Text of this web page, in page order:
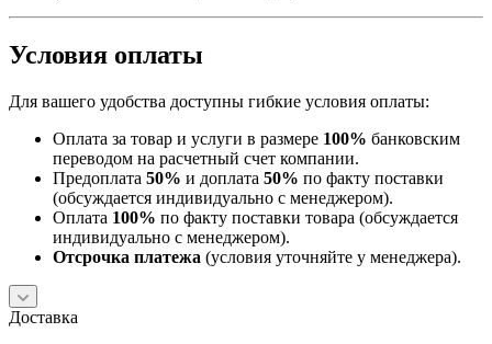
Условия оплаты
Для вашего удобства доступны гибкие условия оплаты:
Оплата за товар и услуги в размере 100% банковским
переводом на расчетный счет компании.
Предоплата 50% и доплата 50% по факту поставки
(обсуждается индивидуально с менеджером).
Оплата 100% по факту поставки товара (обсуждается
индивидуально с менеджером).
Отсрочка платежа (условия уточняйте у менеджера).
Доставка